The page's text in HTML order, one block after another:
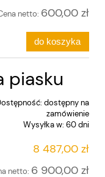
netto: 600,00 zł
do koszyka
piasku
dostępny na
zamówienie
Wysyłka w: 60 dni
8 487,00 zł
netto: 6 900,00 zł